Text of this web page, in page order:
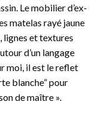
Le mobilier d’ex-
matelas rayé jaune
lignes et textures
d’un langage
moi, il est le reflet
blanche” pour
de maître ».